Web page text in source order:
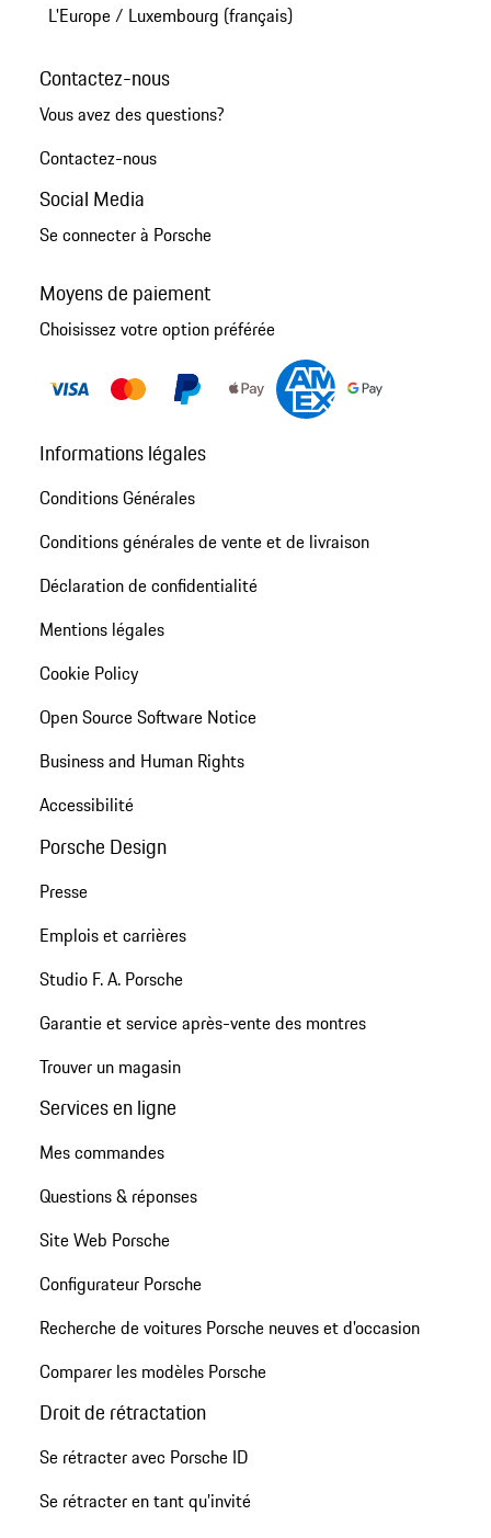
L'Europe/ Luxembourg (français)
Contactez-nous
Vous avez des questions?
Contactez-nous
Social Media
Se connecter à Porsche
Moyens de paiement
Choisissez votre option préférée
Informations légales
Conditions Générales
Conditions générales de vente et de livraison
Déclaration de confidentialité
Mentions légales
Cookie Policy
Open Source Software Notice
Business and Human Rights
Accessibilité
Porsche Design
Presse
Emplois et carrières
Studio F. A. Porsche
Garantie et service après-vente des montres
Trouver un magasin
Services en ligne
Mes commandes
Questions & réponses
Site Web Porsche
Configurateur Porsche
Recherche de voitures Porsche neuves et d'occasion
Comparer les modèles Porsche
Droit de rétractation
Se rétracter avec Porsche ID
Se rétracter en tant qu’invité